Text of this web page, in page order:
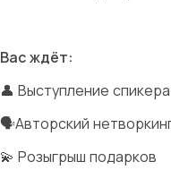
Вас ждёт:
👤 Выступление спикера
🗣Авторский
💫 Розыгрыш подарков